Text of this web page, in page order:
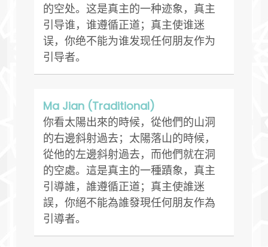
的空处。这是真主的一种迹象，真主
引导谁，谁遵循正道；真主使谁迷
误，你绝不能为谁发现任何朋友作为
引导者。
Ma Jian (Traditional)
你看太陽出來的時候，從他們的山洞
的右邊斜射過去；太陽落山的時候，
從他的左邊斜射過去，而他們就在洞
的空處。這是真主的一種蹟象，真主
引導誰，誰遵循正道；真主使誰迷
誤，你絕不能為誰發現任何朋友作為
引導者。